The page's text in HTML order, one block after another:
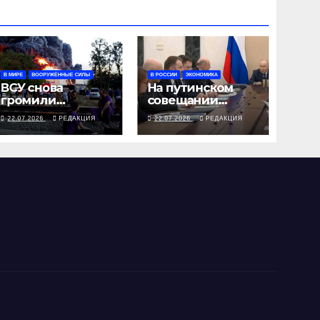
В МИРЕ ВООРУЖЁННЫЕ СИЛЫ
ВСУ снова
громили
Wildberries,
Лавров собрался
жаловаться из
22.07.2026 РЕДАКЦИЯ
В РОССИИ ЭКОНОМИКА
На путинском
совещании
гордились
инфляционным
разгоном
22.07.2026 РЕДАКЦИЯ